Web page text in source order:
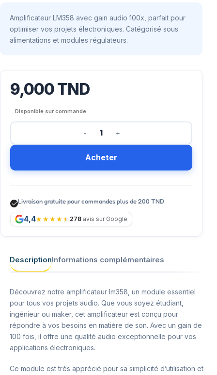
Amplificateur LM358 avec gain audio 100x, parfait pour
optimiser vos projets électroniques. Catégorisé sous
alimentations et modules régulateurs.
9,000TND
Disponible sur commande
Acheter
Livraison gratuite pour commandes plus de 200 TND
4,4 278 avis sur Google
DescriptionInformations complémentaires
Découvrez notre amplificateur lm358, un module essentiel
pour tous vos projets audio. Que vous soyez étudiant,
ingénieur ou maker, cet amplificateur est conçu pour
répondre à vos besoins en matière de son. Avec un gain de
100 fois, il offre une qualité audio exceptionnelle pour vos
applications électroniques.
Ce module est très apprécié pour sa simplicité d’utilisation et